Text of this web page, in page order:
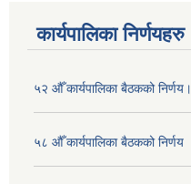
कार्यपालिका निर्णयहरु
५२ औँ कार्यपालिका बैठकको निर्णय।
५८ औँ कार्यपालिका बैठकको निर्णय